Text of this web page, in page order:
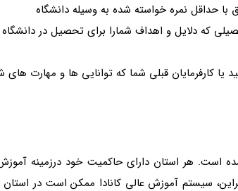
با حداقل نمره خواسته شده به وسیله دانشگاه
که دلایل و اهداف شمارا برای تحصیل در دانشگاه
کارفرمایان قبلی شما که توانایی ها و مهارت های
است. هر استان دارای حاکمیت خود درزمینه
سیستم آموزش عالی کانادا ممکن است در